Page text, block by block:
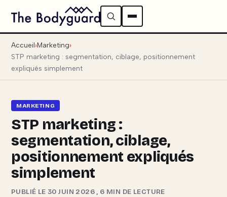
Accueil Marketing
STP marketing : segmentation, ciblage, positionnement
expliqués simplement
MARKETING
STP marketing :
segmentation, ciblage,
positionnement expliqués
simplement
PUBLIÉ LE 30 JUIN 2026 , 6 MIN DE LECTURE